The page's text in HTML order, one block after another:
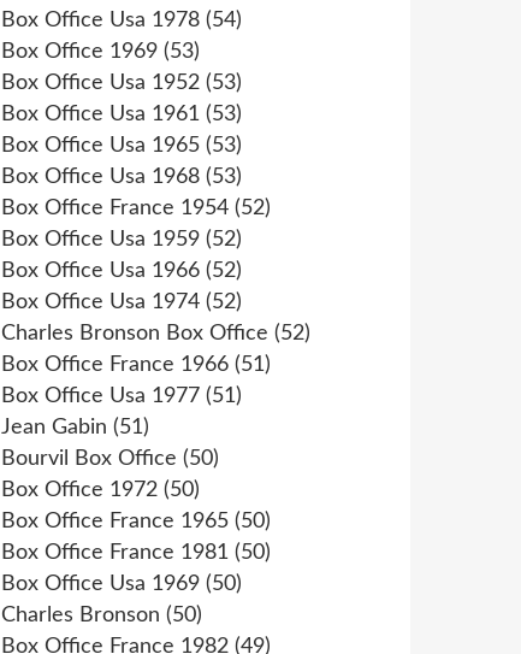
Box Office Usa 1978 (54)
Box Office 1969 (53)
Box Office Usa 1952 (53)
Box Office Usa 1961 (53)
Box Office Usa 1965 (53)
Box Office Usa 1968 (53)
Box Office France 1954 (52)
Box Office Usa 1959 (52)
Box Office Usa 1966 (52)
Box Office Usa 1974 (52)
Charles Bronson Box Office (52)
Box Office France 1966 (51)
Box Office Usa 1977 (51)
Jean Gabin (51)
Bourvil Box Office (50)
Box Office 1972 (50)
Box Office France 1965 (50)
Box Office France 1981 (50)
Box Office Usa 1969 (50)
Charles Bronson (50)
Box Office France 1982 (49)